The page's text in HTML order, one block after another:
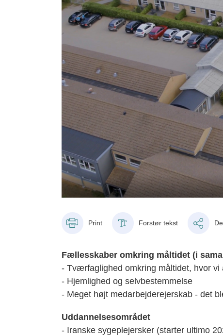
Print Forstør tekst
Fællesskaber omkring måltidet (i
- Tværfaglighed omkring måltidet, hvor vi
- Hjemlighed og selvbestemmelse
- Meget højt medarbejderejerskab - det
Uddannelsesområdet
- Iranske sygeplejersker (starter ultimo